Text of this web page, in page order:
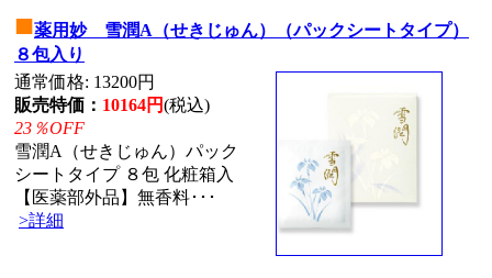
■薬用妙 雪潤A（せきじゅん）（パックシートタイプ）
８包入り
通常価格: 13200円
販売特価： 10164円(税込)
23％OFF
雪潤A（せきじゅん）パック
シートタイプ ８包 化粧箱入
【医薬部外品】無香料･･･
>詳細